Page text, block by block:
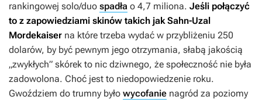
rankingowej solo/duo spadła o 4,7 miliona. Jeśli połączyć
to z zapowiedziami skinów takich jak Sahn-Uzal
Mordekaiser na które trzeba wydać w przybliżeniu 250
dolarów, by być pewnym jego otrzymania, słabą jakością
„zwykłych” skórek to nic dziwnego, że społeczność nie była
zadowolona. Choć jest to niedopowiedzenie roku.
Gwoździem do trumny było wycofanie nagród za poziomy